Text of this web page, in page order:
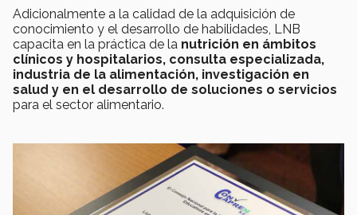
Adicionalmente a la calidad de la adquisición de
conocimiento y el desarrollo de habilidades, LNB
capacita en la práctica de la nutrición en ámbitos
clínicos y hospitalarios, consulta especializada,
industria de la alimentación, investigación en
salud y en el desarrollo de soluciones o servicios
para el sector alimentario.